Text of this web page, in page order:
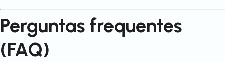
Perguntas frequentes
(FAQ)